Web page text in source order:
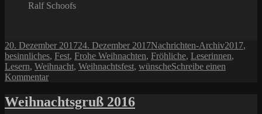
Ralf Schoofs
Veröffentlicht
am
20. Dezember 201724. Dezember 2017Kategorien
Nachrichten-Archiv2017,
besinnliches, Fest, Frohe Weihnachten, Fröhliche, Leserinnen,
Lesern, Weihnacht, Weihnachtsfest, wünscheSchreibe einen
Kommentarzu
frohes
Weihnachtsfest
Weihnachtsgruß 2016